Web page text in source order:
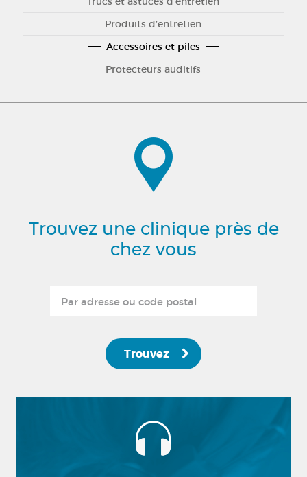
Produits d’entretien
Accessoires et piles
Protecteurs auditifs
Trouvez une clinique près de
chez vous
Trouvez